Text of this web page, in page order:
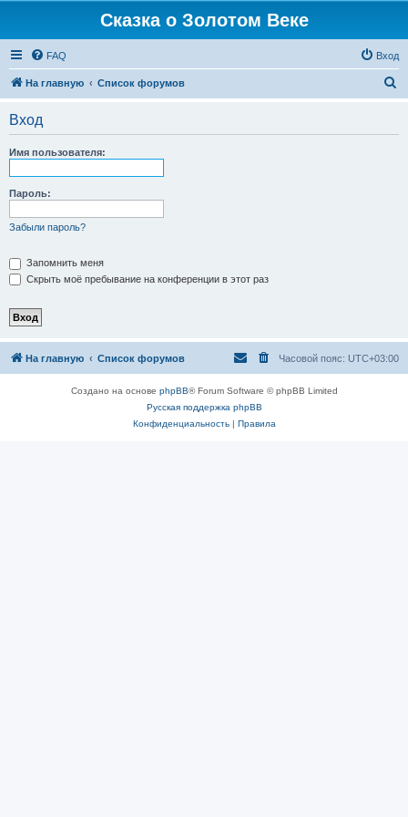
Сказка о Золотом Веке
FAQ Вход
На главную Список форумов
Вход
Имя пользователя:
Пароль:
Забыли пароль?
Запомнить меня
Скрыть моё пребывание на конференции в этот раз
На главную Список форумов Часовой пояс: UTC+03:00
Создано на основе phpBB® Forum Software © phpBB Limited
Русская поддержка phpBB
Конфиденциальность| Правила